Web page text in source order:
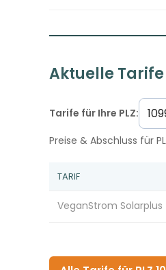
Aktuelle
Tarife für Ihre PLZ:
Preise & Abschluss für
TARIF
VeganStrom Solarplus